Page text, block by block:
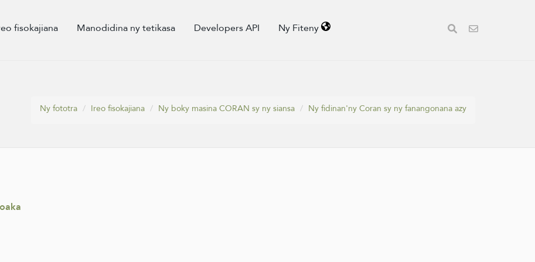
fisokajiana Manodidina ny tetikasa Developers API Ny Fiteny
Ny fototra
Ireo fisokajiana Ny boky masina CORAN sy ny siansa Ny fidinan'ny Coran sy ny fanangonana azy